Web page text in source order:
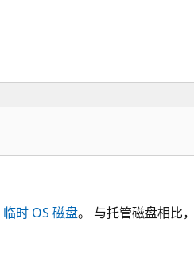
临时 OS 磁盘。 与托管磁盘相比